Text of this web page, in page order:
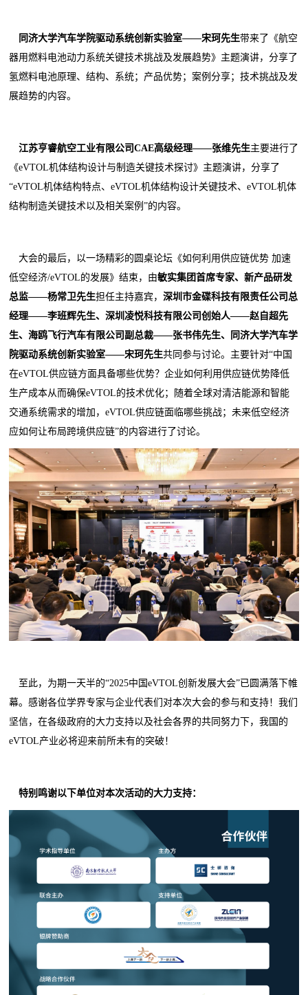
同济大学汽车学院驱动系统创新实验室——宋珂先生带来了《航空
器用燃料电池动力系统关键技术挑战及发展趋势》主题演讲，分享了
氢燃料电池原理、结构、系统；产品优势；案例分享；技术挑战及发
展趋势的内容。
江苏亨睿航空工业有限公司CAE高级经理——张维先生主要进行了
《eVTOL机体结构设计与制造关键技术探讨》主题演讲，分享了
“eVTOL机体结构特点、eVTOL机体结构设计关键技术、eVTOL机体
结构制造关键技术以及相关案例”的内容。
大会的最后，以一场精彩的圆桌论坛《如何利用供应链优势 加速
低空经济/eVTOL的发展》结束，由敏实集团首席专家、新产品研发
总监——杨常卫先生担任主持嘉宾，深圳市金碟科技有限责任公司总
经理——李班辉先生、深圳凌悦科技有限公司创始人——赵自超先
生、海鸥飞行汽车有限公司副总裁——张书伟先生、
同济大学汽车学
院驱动系统创新实验室——宋珂先生共同参与讨论。主要针对“中国
在eVTOL供应链方面具备哪些优势？企业如何利用供应链优势降低
生产成本从而确保eVTOL的技术优化；随着全球对清洁能源和智能
交通系统需求的增加，eVTOL供应链面临哪些挑战；未来低空经济
应如何让布局跨境供应链”的内容进行了讨论。
至此，为期一天半的“2025中国eVTOL创新发展大会”已圆满落下帷
幕。感谢各位学界专家与企业代表们对本次大会的参与和支持！我们
坚信，在各级政府的大力支持以及社会各界的共同努力下，我国的
eVTOL产业必将迎来前所未有的突破！
特别 鸣谢以下单位对本次活动的大力支持：